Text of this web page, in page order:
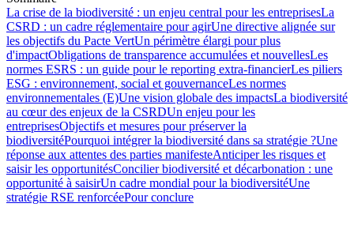
La crise de la biodiversité : un enjeu central pour les entreprisesLa
CSRD : un cadre réglementaire pour agirUne directive alignée sur
les objectifs du Pacte VertUn périmètre élargi pour plus
d'impactObligations de transparence accumulées et nouvellesLes
normes ESRS : un guide pour le reporting extra-financierLes piliers
ESG : environnement, social et gouvernanceLes normes
environnementales (E)Une vision globale des impactsLa biodiversité
au cœur des enjeux de la CSRDUn enjeu pour les
entreprisesObjectifs et mesures pour préserver la
biodiversitéPourquoi intégrer la biodiversité dans sa stratégie ?Une
réponse aux attentes des parties manifesteAnticiper les risques et
saisir les opportunitésConcilier biodiversité et décarbonation : une
opportunité à saisirUn cadre mondial pour la biodiversitéUne
stratégie RSE renforcéePour conclure